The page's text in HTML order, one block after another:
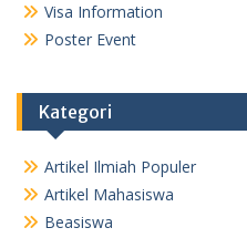
Visa Information
Poster Event
Kategori
Artikel Ilmiah Populer
Artikel Mahasiswa
Beasiswa